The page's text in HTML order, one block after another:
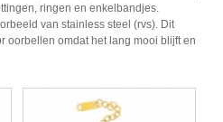
ringen en enkelbandjes.
van stainless steel (rvs). Dit
oorbellen omdat het lang mooi blijft en